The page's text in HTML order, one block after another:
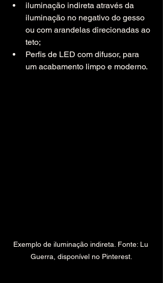
iluminação indireta através da
iluminação no negativo do gesso
ou com arandelas direcionadas ao
teto;
Perfis de LED com difusor, para
um acabamento limpo e moderno.
Exemplo de iluminação indireta. Fonte: Lu
Guerra, disponível no Pinterest.